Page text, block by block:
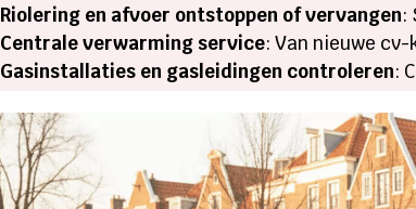
Riolering en afvoer ontstoppen of vervangen:
Centrale verwarming service: Van nieuwe
Gasinstallaties en gasleidingen controleren: